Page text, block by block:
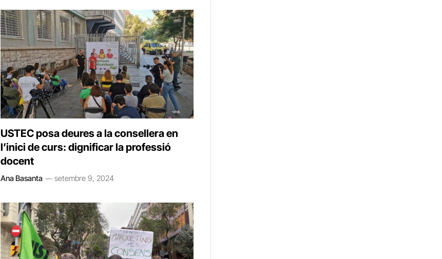
USTEC posa deures a la consellera en
l’inici de curs: dignificar la professió
docent
Ana Basanta setembre 9, 2024